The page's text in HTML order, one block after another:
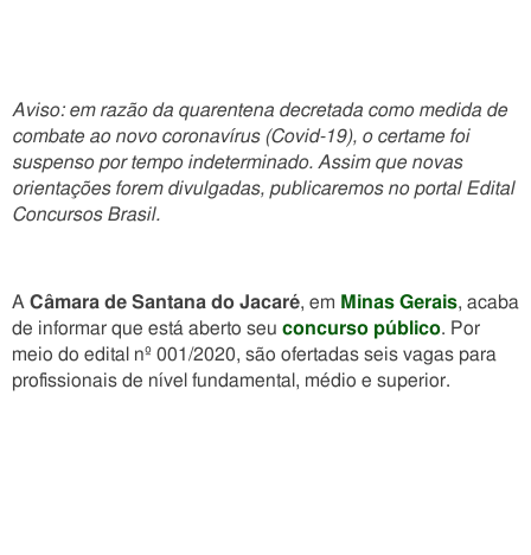
Aviso: em razão da quarentena decretada como medida de
combate ao novo coronavírus (Covid-19), o certame foi
suspenso por tempo indeterminado. Assim que novas
orientações forem divulgadas, publicaremos no portal Edital
Concursos Brasil.
A Câmara de Santana do Jacaré, em Minas Gerais, acaba
de informar que está aberto seu concurso público. Por
meio do edital nº 001/2020, são ofertadas seis vagas para
profissionais de nível fundamental, médio e superior.